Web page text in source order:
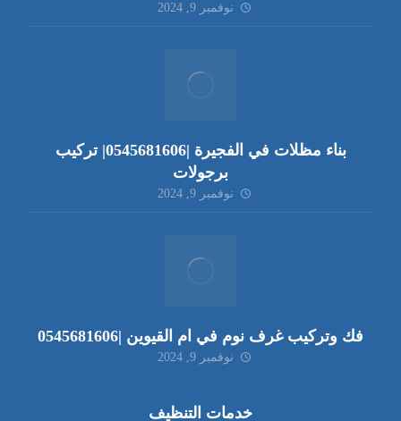
نوفمبر 9, 2024
بناء مظلات في الفجيرة |0545681606| تركيب
برجولات
نوفمبر 9, 2024
فك وتركيب غرف نوم في ام القيوين |0545681606
نوفمبر 9, 2024
خدمات التنظيف